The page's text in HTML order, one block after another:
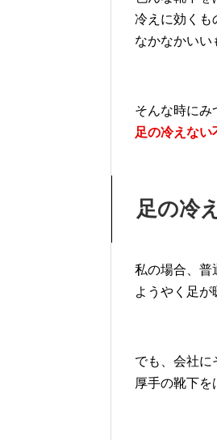
冷えに効くも
なかなかいい
そんな時にみ
足の冷えない
足の冷
私の場合、普
ようやく足が
でも、会社に
厚手の靴下を